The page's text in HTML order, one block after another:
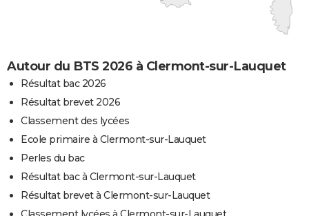
Autour du BTS 2026 à Clermont-sur-Lauquet
Résultat bac 2026
Résultat brevet 2026
Classement des lycées
Ecole primaire à Clermont-sur-Lauquet
Perles du bac
Résultat bac à Clermont-sur-Lauquet
Résultat brevet à Clermont-sur-Lauquet